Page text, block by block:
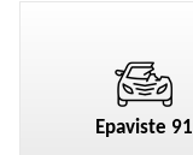
Epaviste 91